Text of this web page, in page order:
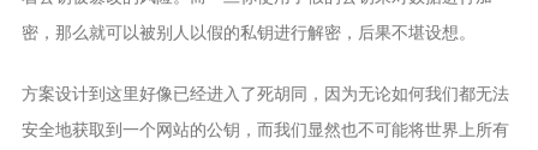
密，那么就可以被别人以假的私钥进行解密，后果不堪设想。
方案设计到这里好像已经进入了死胡同，因为无论如何我们都无法
安全地获取到一个网站的公钥，而我们显然也不可能将世界上所有